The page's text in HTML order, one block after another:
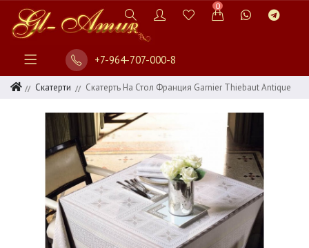
0
+7-964-707-000-8
Скатерти Скатерть На Стол Франция Garnier Thiebaut Antique